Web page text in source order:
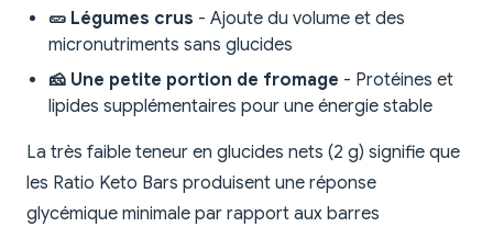
🥒 Légumes crus - Ajoute du volume et des
micronutriments sans glucides
🧀 Une petite portion de fromage - Protéines et
lipides supplémentaires pour une énergie stable
La très faible teneur en glucides nets (2 g) signifie que
les Ratio Keto Bars produisent une réponse
glycémique minimale par rapport aux barres